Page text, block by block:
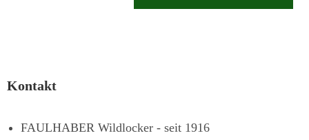
Kontakt
FAULHABER Wildlocker - seit 1916